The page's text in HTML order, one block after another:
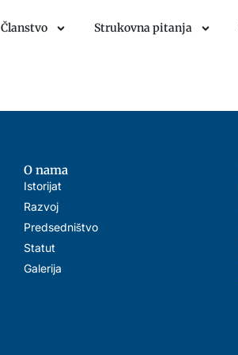
Članstvo Strukovna pitanja
O nama
Istorijat
Razvoj
Predsedništvo
Statut
Galerija